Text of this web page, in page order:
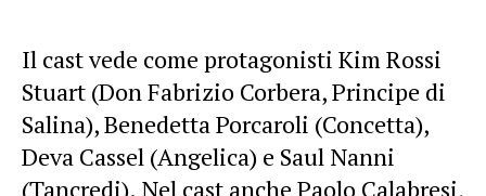
Il cast vede come protagonisti Kim Rossi
Stuart (Don Fabrizio Corbera, Principe di
Salina), Benedetta Porcaroli (Concetta),
Deva Cassel (Angelica) e Saul Nanni
(Tancredi). Nel cast anche Paolo Calabresi,